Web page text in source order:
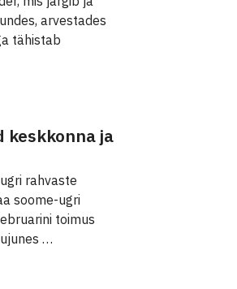
arvestades
tähistab
keskkonna ja
rahvaste
soome-ugri
toimus
…